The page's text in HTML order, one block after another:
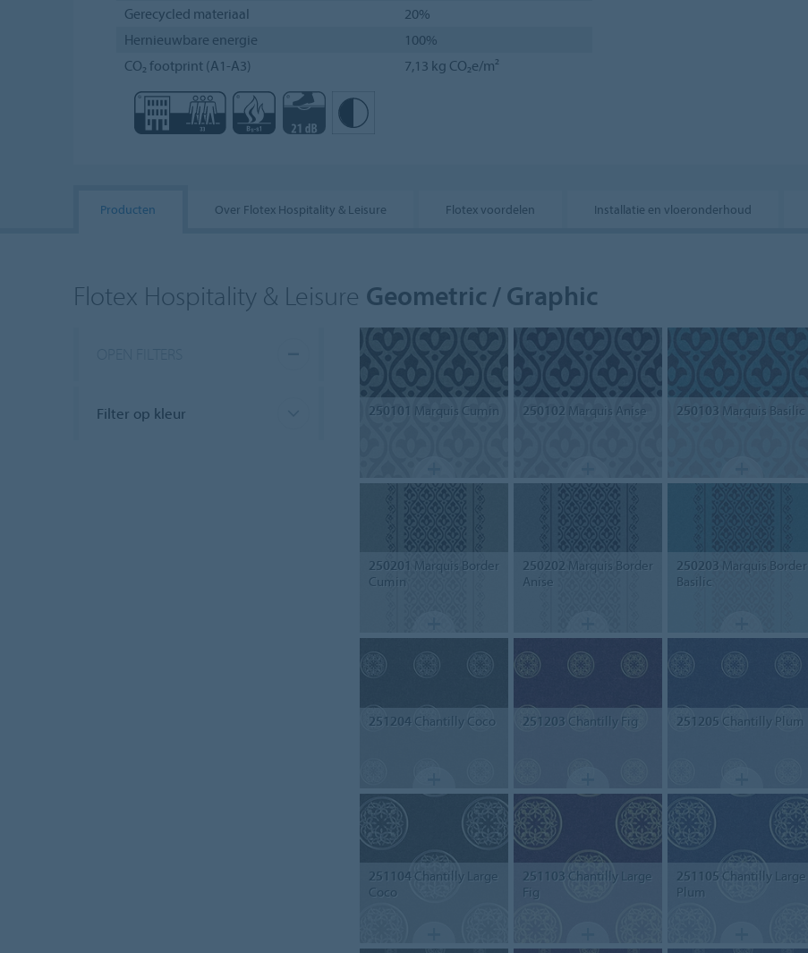
Gerecycled materiaal
20%
Hernieuwbare energie
100%
CO₂ footprint (A1-A3)
7,13 kg CO₂e/m²
Producten Over Flotex Hospitality & Leisure Flotex voordelen Installatie en vloeronderhoud
Flotex Hospitality & Leisure Geometric / Graphic
Filter op kleur 250101 Marquis Cumin 250102 Marquis Anise 250103 Marquis Basilic
250201 Marquis Border
Cumin
250202 Marquis Border
Anise
250203 Marquis Border
Basilic
251204Chantilly Coco 251203 Chantilly Fig 251205 Chantilly Plum
251104Chantilly Large
Coco
251103 Chantilly Large
Fig
251105 Chantilly Large
Plum